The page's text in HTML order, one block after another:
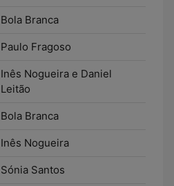
Bola Branca
Paulo Fragoso
Inês Nogueira e Daniel
Leitão
Bola Branca
Inês Nogueira
Sónia Santos